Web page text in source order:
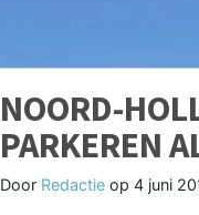
NOORD-
PARKEREN
Door Redactie op 4 juni